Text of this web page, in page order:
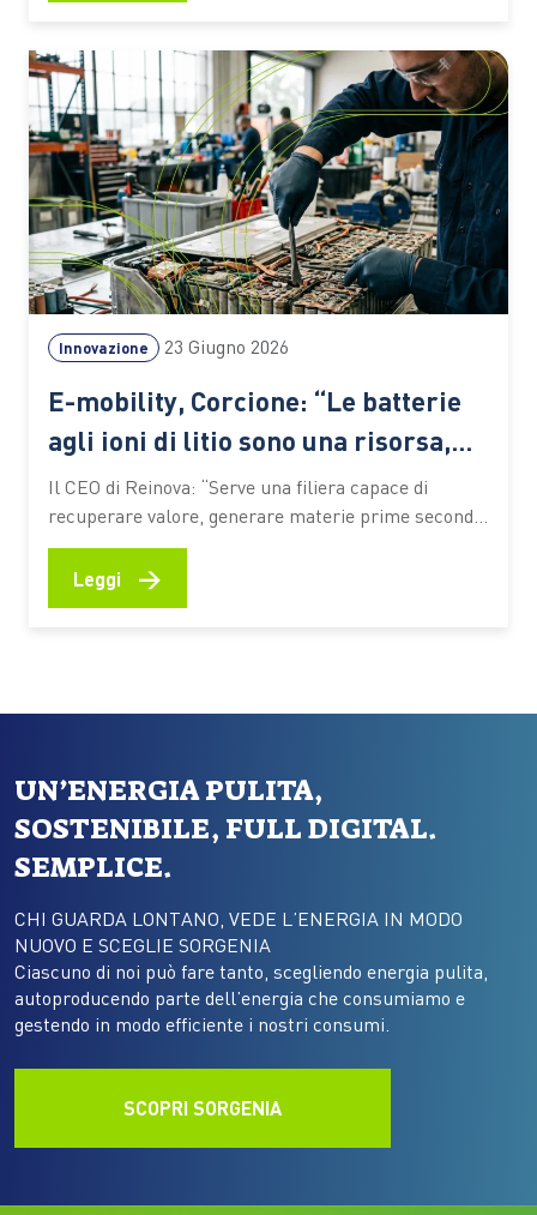
lascia dietro di sé una grande quantità di residui.
Paglia, potature,…
Innovazione 23 Giugno 2026
E-mobility, Corcione: “Le batterie
agli ioni di litio sono una risorsa,
non un rifiuto”
Il CEO di Reinova: “Serve una filiera capace di
recuperare valore, generare materie prime seconde
e preparare il Paese alle sfide della transizione
energetica. Le competenze saranno il fattore
Leggi →
UN’ENERGIA PULITA,
SOSTENIBILE, FULL DIGITAL.
SEMPLICE.
CHI GUARDA LONTANO, VEDE L’ENERGIA IN MODO
NUOVO E SCEGLIE SORGENIA
Ciascuno di noi può fare tanto, scegliendo energia pulita,
autoproducendo parte dell’energia che consumiamo e
gestendo in modo efficiente i nostri consumi.
SCOPRI SORGENIA